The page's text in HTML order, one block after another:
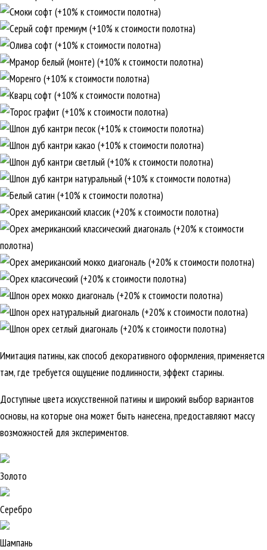
Имитация патины, как способ декоративного оформления, применяется
там, где требуется ощущение подлинности, эффект старины.
Доступные цвета искусственной патины и широкий выбор вариантов
основы, на которые она может быть нанесена, предоставляют массу
возможностей для экспериментов.
Золото
Серебро
Шампань